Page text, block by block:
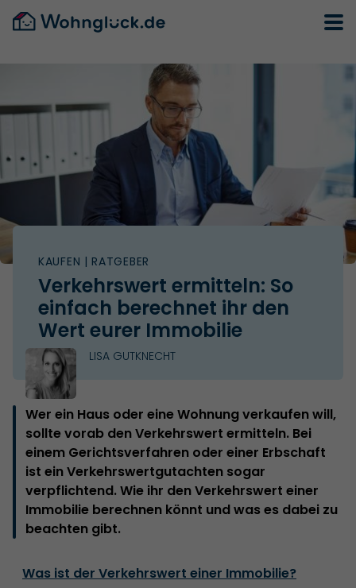
KAUFEN | RATGEBER
Verkehrswert ermitteln: So
einfach berechnet ihr den
Wert eurer Immobilie
LISA GUTKNECHT
Wer ein Haus oder eine Wohnung verkaufen will,
sollte vorab den Verkehrswert ermitteln. Bei
einem Gerichtsverfahren oder einer Erbschaft
ist ein Verkehrswertgutachten sogar
verpflichtend. Wie ihr den Verkehrswert einer
Immobilie berechnen könnt und was es dabei zu
beachten gibt.
Was ist der Verkehrswert einer Immobilie?